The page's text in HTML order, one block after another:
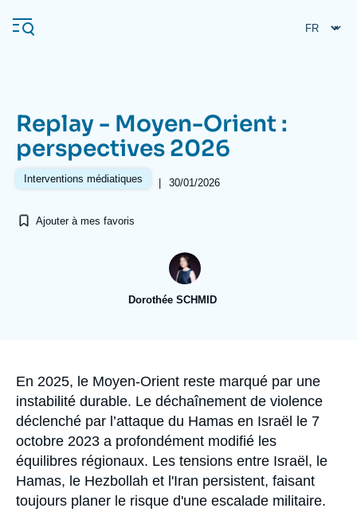
au
contenu
Navigation
principale
L'Ifri
Analyses
Nous soutenir
Recherches fréquentes
Proche-Orient
Replay - Moyen-Orient :
perspectives 2026
Interventions médiatiques | 30/01/2026
Ajouter à mes favoris
Dorothée SCHMID
Accroche
En 2025, le Moyen-Orient reste marqué par une
instabilité durable. Le déchaînement de violence
déclenché par l’attaque du Hamas en Israël le 7
octobre 2023 a profondément modifié les
équilibres régionaux. Les tensions entre Israël, le
Hamas, le Hezbollah et l'Iran persistent, faisant
toujours planer le risque d'une escalade militaire.